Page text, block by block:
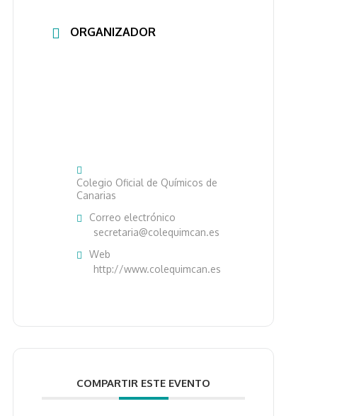
ORGANIZADOR
Colegio Oficial de Químicos de
Canarias
Correo electrónico
secretaria@colequimcan.es
Web
http://www.colequimcan.es
COMPARTIR ESTE EVENTO